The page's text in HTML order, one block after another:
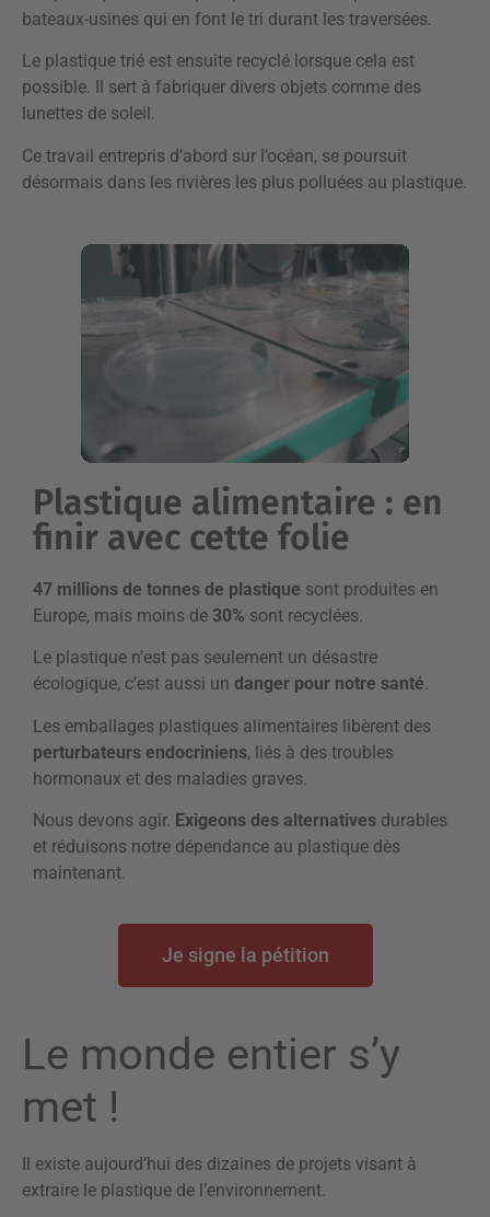
bateaux-usines qui en font le tri durant les traversées.
Le plastique trié est ensuite recyclé lorsque cela est
possible. Il sert à fabriquer divers objets comme des
lunettes de soleil.
Ce travail entrepris d’abord sur l’océan, se poursuit
désormais dans les rivières les plus polluées au plastique.
Plastique alimentaire : en
finir avec cette folie
47 millions de tonnes de plastique sont produites en
Europe, mais moins de 30% sont recyclées.
Le plastique n’est pas seulement un désastre
écologique, c’est aussi un danger pour notre santé.
Les emballages plastiques alimentaires libèrent des
perturbateurs endocriniens, liés à des troubles
hormonaux et des maladies graves.
Nous devons agir. Exigeons des alternatives durables
et réduisons notre dépendance au plastique dès
maintenant.
Je signe la pétition
Le monde entier s’y
met !
Il existe aujourd’hui des dizaines de projets visant à
extraire le plastique de l’environnement.